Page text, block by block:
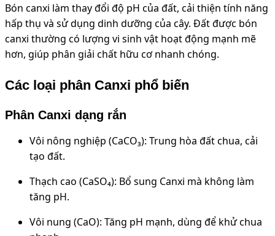
Bón canxi làm thay đổi độ pH của đất, cải thiện tính năng
hấp thụ và sử dụng dinh dưỡng của cây. Đất được bón
canxi thường có lượng vi sinh vật hoạt động mạnh mẽ
hơn, giúp phân giải chất hữu cơ nhanh chóng.
Các loại phân Canxi phổ biến
Phân Canxi dạng rắn
Vôi nông nghiệp (CaCO₃): Trung hòa đất chua, cải
tạo đất.
Thạch cao (CaSO₄): Bổ sung Canxi mà không làm
tăng pH.
Vôi nung (CaO): Tăng pH mạnh, dùng để khử chua